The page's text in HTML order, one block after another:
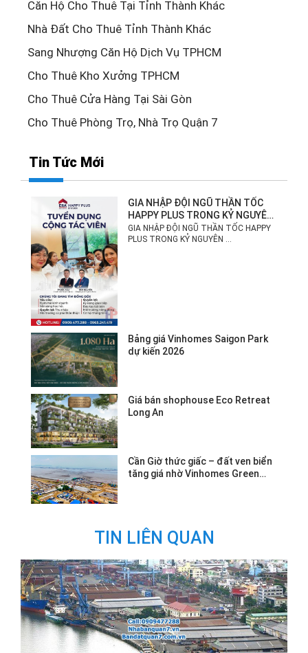
Căn Hộ Cho Thuê Tại Tỉnh Thành Khác
Nhà Đất Cho Thuê Tỉnh Thành Khác
Sang Nhượng Căn Hộ Dịch Vụ TPHCM
Cho Thuê Kho Xưởng TPHCM
Cho Thuê Cửa Hàng Tại Sài Gòn
Cho Thuê Phòng Trọ, Nhà Trọ Quận 7
Tin Tức Mới
GIA NHẬP ĐỘI NGŨ THẦN TỐC
HAPPY PLUS TRONG KỶ NGUYÊN
MỚI!
GIA NHẬP ĐỘI NGŨ THẦN TỐC HAPPY
PLUS TRONG KỶ NGUYÊN ...
Bảng giá Vinhomes Saigon Park
dự kiến 2026
Giá bán shophouse Eco Retreat
Long An
Cần Giờ thức giấc – đất ven biển
tăng giá nhờ Vinhomes Green
TIN LIÊN QUAN